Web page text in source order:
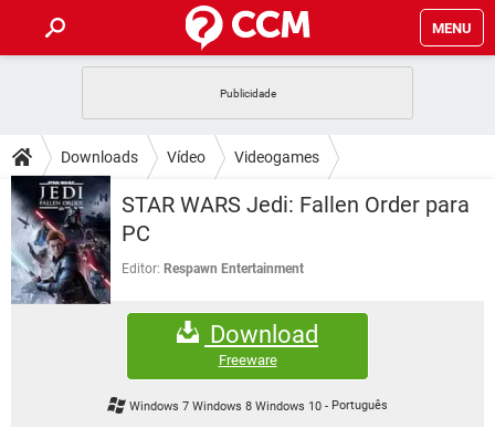
MENU
CELULAR FACEBOOK
OUTLOOK EXCEL
INSTAGRAM
GUIA DE COMPRAS
DICAS
JOGOS WHATSAPP
CELULAR
OUTLOOK
INSTAGRAM
DOWNLOADS
JOGOS
CELULAR FACEBOOK
EXCEL
GMAIL
FÓRUM
JOGOS
FACEBOOK
EXCEL
GMAIL
GLOSSÁRIO
WHATSAPP
Downloads Vídeo Videogames
STAR WARS Jedi: Fallen Order para
PC
Editor: Respawn Entertainment
Download
Freeware
Windows 7 Windows 8 Windows 10- Português